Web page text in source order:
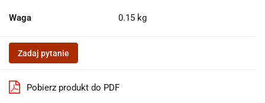
Waga 0.15 kg
Zadaj pytanie
Pobierz produkt do PDF